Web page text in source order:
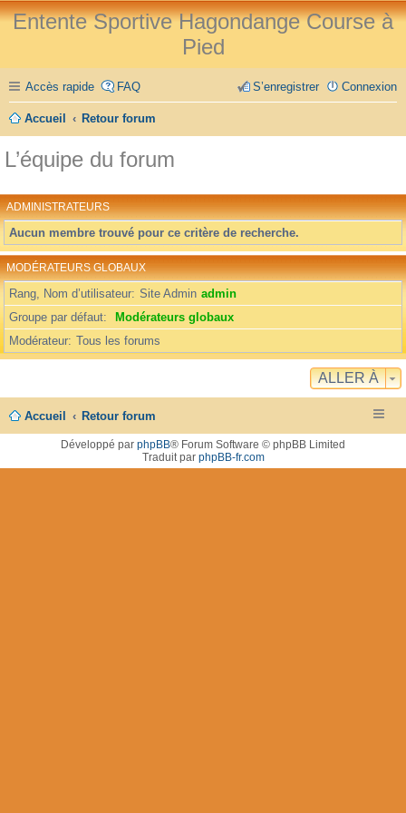
Entente Sportive Hagondange Course à
Pied
Accès rapide FAQ Connexion
S’enregistrer
Accueil Retour forum
L’équipe du forum
ADMINISTRATEURS
Aucun membre trouvé pour ce critère de recherche.
MODÉRATEURS GLOBAUX
Rang, Nom d’utilisateur Site Admin admin
Groupe par défaut
Modérateurs globaux
Modérateur Tous les forums
ALLER À
Accueil Retour forum
Développé par phpBB® Forum Software © phpBB Limited
Traduit par phpBB-fr.com